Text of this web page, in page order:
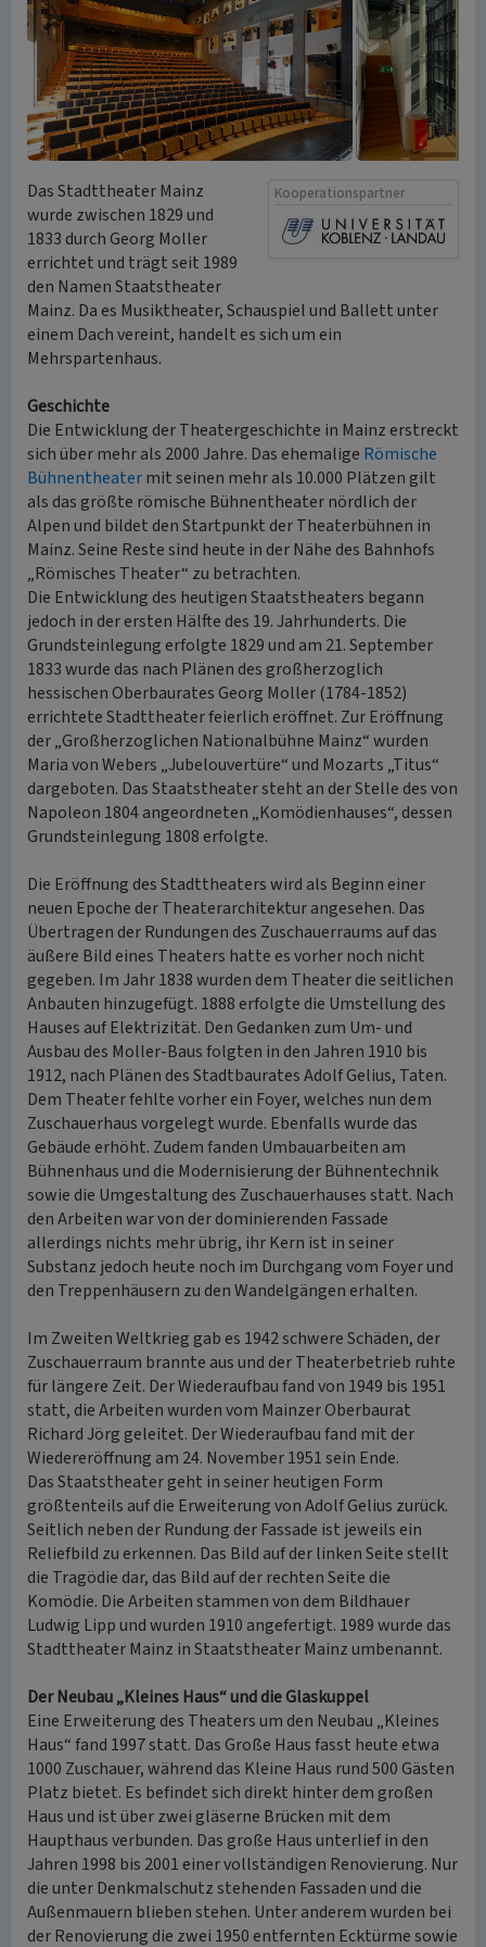
Kooperationspartner
Das Stadttheater Mainz
wurde zwischen 1829 und
1833 durch Georg Moller
errichtet und trägt seit 1989
den Namen Staatstheater
Mainz. Da es Musiktheater, Schauspiel und Ballett unter
einem Dach vereint, handelt es sich um ein
Mehrspartenhaus.
Geschichte
Die Entwicklung der Theatergeschichte in Mainz erstreckt
sich über mehr als 2000 Jahre. Das ehemalige Römische
Bühnentheatermit seinen mehr als 10.000 Plätzen gilt
als das größte römische Bühnentheater nördlich der
Alpen und bildet den Startpunkt der Theaterbühnen in
Mainz. Seine Reste sind heute in der Nähe des Bahnhofs
„Römisches Theater“ zu betrachten.
Die Entwicklung des heutigen Staatstheaters begann
jedoch in der ersten Hälfte des 19. Jahrhunderts. Die
Grundsteinlegung erfolgte 1829 und am 21. September
1833 wurde das nach Plänen des großherzoglich
hessischen Oberbaurates Georg Moller (1784-1852)
errichtete Stadttheater feierlich eröffnet. Zur Eröffnung
der „Großherzoglichen Nationalbühne Mainz“ wurden
Maria von Webers „Jubelouvertüre“ und Mozarts „Titus“
dargeboten. Das Staatstheater steht an der Stelle des von
Napoleon 1804 angeordneten „Komödienhauses“, dessen
Grundsteinlegung 1808 erfolgte.
Die Eröffnung des Stadttheaters wird als Beginn einer
neuen Epoche der Theaterarchitektur angesehen. Das
Übertragen der Rundungen des Zuschauerraums auf das
äußere Bild eines Theaters hatte es vorher noch nicht
gegeben. Im Jahr 1838 wurden dem Theater die seitlichen
Anbauten hinzugefügt. 1888 erfolgte die Umstellung des
Hauses auf Elektrizität. Den Gedanken zum Um- und
Ausbau des Moller-Baus folgten in den Jahren 1910 bis
1912, nach Plänen des Stadtbaurates Adolf Gelius, Taten.
Dem Theater fehlte vorher ein Foyer, welches nun dem
Zuschauerhaus vorgelegt wurde. Ebenfalls wurde das
Gebäude erhöht. Zudem fanden Umbauarbeiten am
Bühnenhaus und die Modernisierung der Bühnentechnik
sowie die Umgestaltung des Zuschauerhauses statt. Nach
den Arbeiten war von der dominierenden Fassade
allerdings nichts mehr übrig, ihr Kern ist in seiner
Substanz jedoch heute noch im Durchgang vom Foyer und
den Treppenhäusern zu den Wandelgängen erhalten.
Im Zweiten Weltkrieg gab es 1942 schwere Schäden, der
Zuschauerraum brannte aus und der Theaterbetrieb ruhte
für längere Zeit. Der Wiederaufbau fand von 1949 bis 1951
statt, die Arbeiten wurden vom Mainzer Oberbaurat
Richard Jörg geleitet. Der Wiederaufbau fand mit der
Wiedereröffnung am 24. November 1951 sein Ende.
Das Staatstheater geht in seiner heutigen Form
größtenteils auf die Erweiterung von Adolf Gelius zurück.
Seitlich neben der Rundung der Fassade ist jeweils ein
Reliefbild zu erkennen. Das Bild auf der linken Seite stellt
die Tragödie dar, das Bild auf der rechten Seite die
Komödie. Die Arbeiten stammen von dem Bildhauer
Ludwig Lipp und wurden 1910 angefertigt. 1989 wurde das
Stadttheater Mainz in Staatstheater Mainz umbenannt.
Der Neubau „Kleines Haus“ und die Glaskuppel
Eine Erweiterung des Theaters um den Neubau „Kleines
Haus“ fand 1997 statt. Das Große Haus fasst heute etwa
1000 Zuschauer, während das Kleine Haus rund 500 Gästen
Platz bietet. Es befindet sich direkt hinter dem großen
Haus und ist über zwei gläserne Brücken mit dem
Haupthaus verbunden. Das große Haus unterlief in den
Jahren 1998 bis 2001 einer vollständigen Renovierung. Nur
die unter Denkmalschutz stehenden Fassaden und die
Außenmauern blieben stehen. Unter anderem wurden bei
der Renovierung die zwei 1950 entfernten Ecktürme sowie